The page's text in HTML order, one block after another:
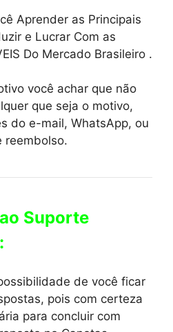
Aprender as Principais
e Lucrar Com as
Do Mercado Brasileiro .
você achar que não
que seja o motivo,
do e-mail, WhatsApp, ou
reembolso.
Suporte
de você ficar
pois com certeza
para concluir com